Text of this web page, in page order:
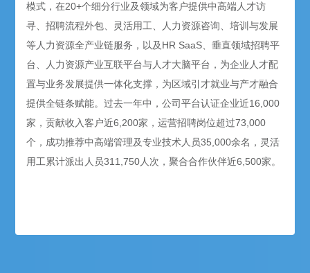
模式，在20+个细分行业及领域为客户提供中高端人才访
寻、招聘流程外包、灵活用工、人力资源咨询、培训与发展
等人力资源全产业链服务，以及HR SaaS、垂直领域招聘平
台、人力资源产业互联平台与人才大脑平台，为企业人才配
置与业务发展提供一体化支撑，为区域引才就业与产才融合
提供全链条赋能。过去一年中，公司平台认证企业近16,000
家，贡献收入客户近6,200家，运营招聘岗位超过73,000
个，成功推荐中高端管理及专业技术人员35,000余名，灵活
用工累计派出人员311,750人次，聚合合作伙伴近6,500家。